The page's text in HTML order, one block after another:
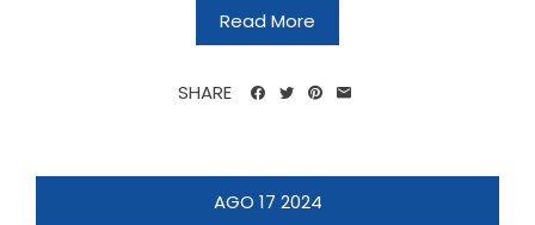
Read More
SHARE
AGO 17 2024